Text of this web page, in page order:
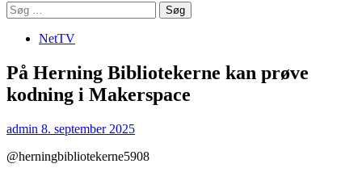
Søg
efter:
NetTV
På Herning Bibliotekerne kan prøve
kodning i Makerspace
admin 8. september 2025
@herningbibliotekerne5908